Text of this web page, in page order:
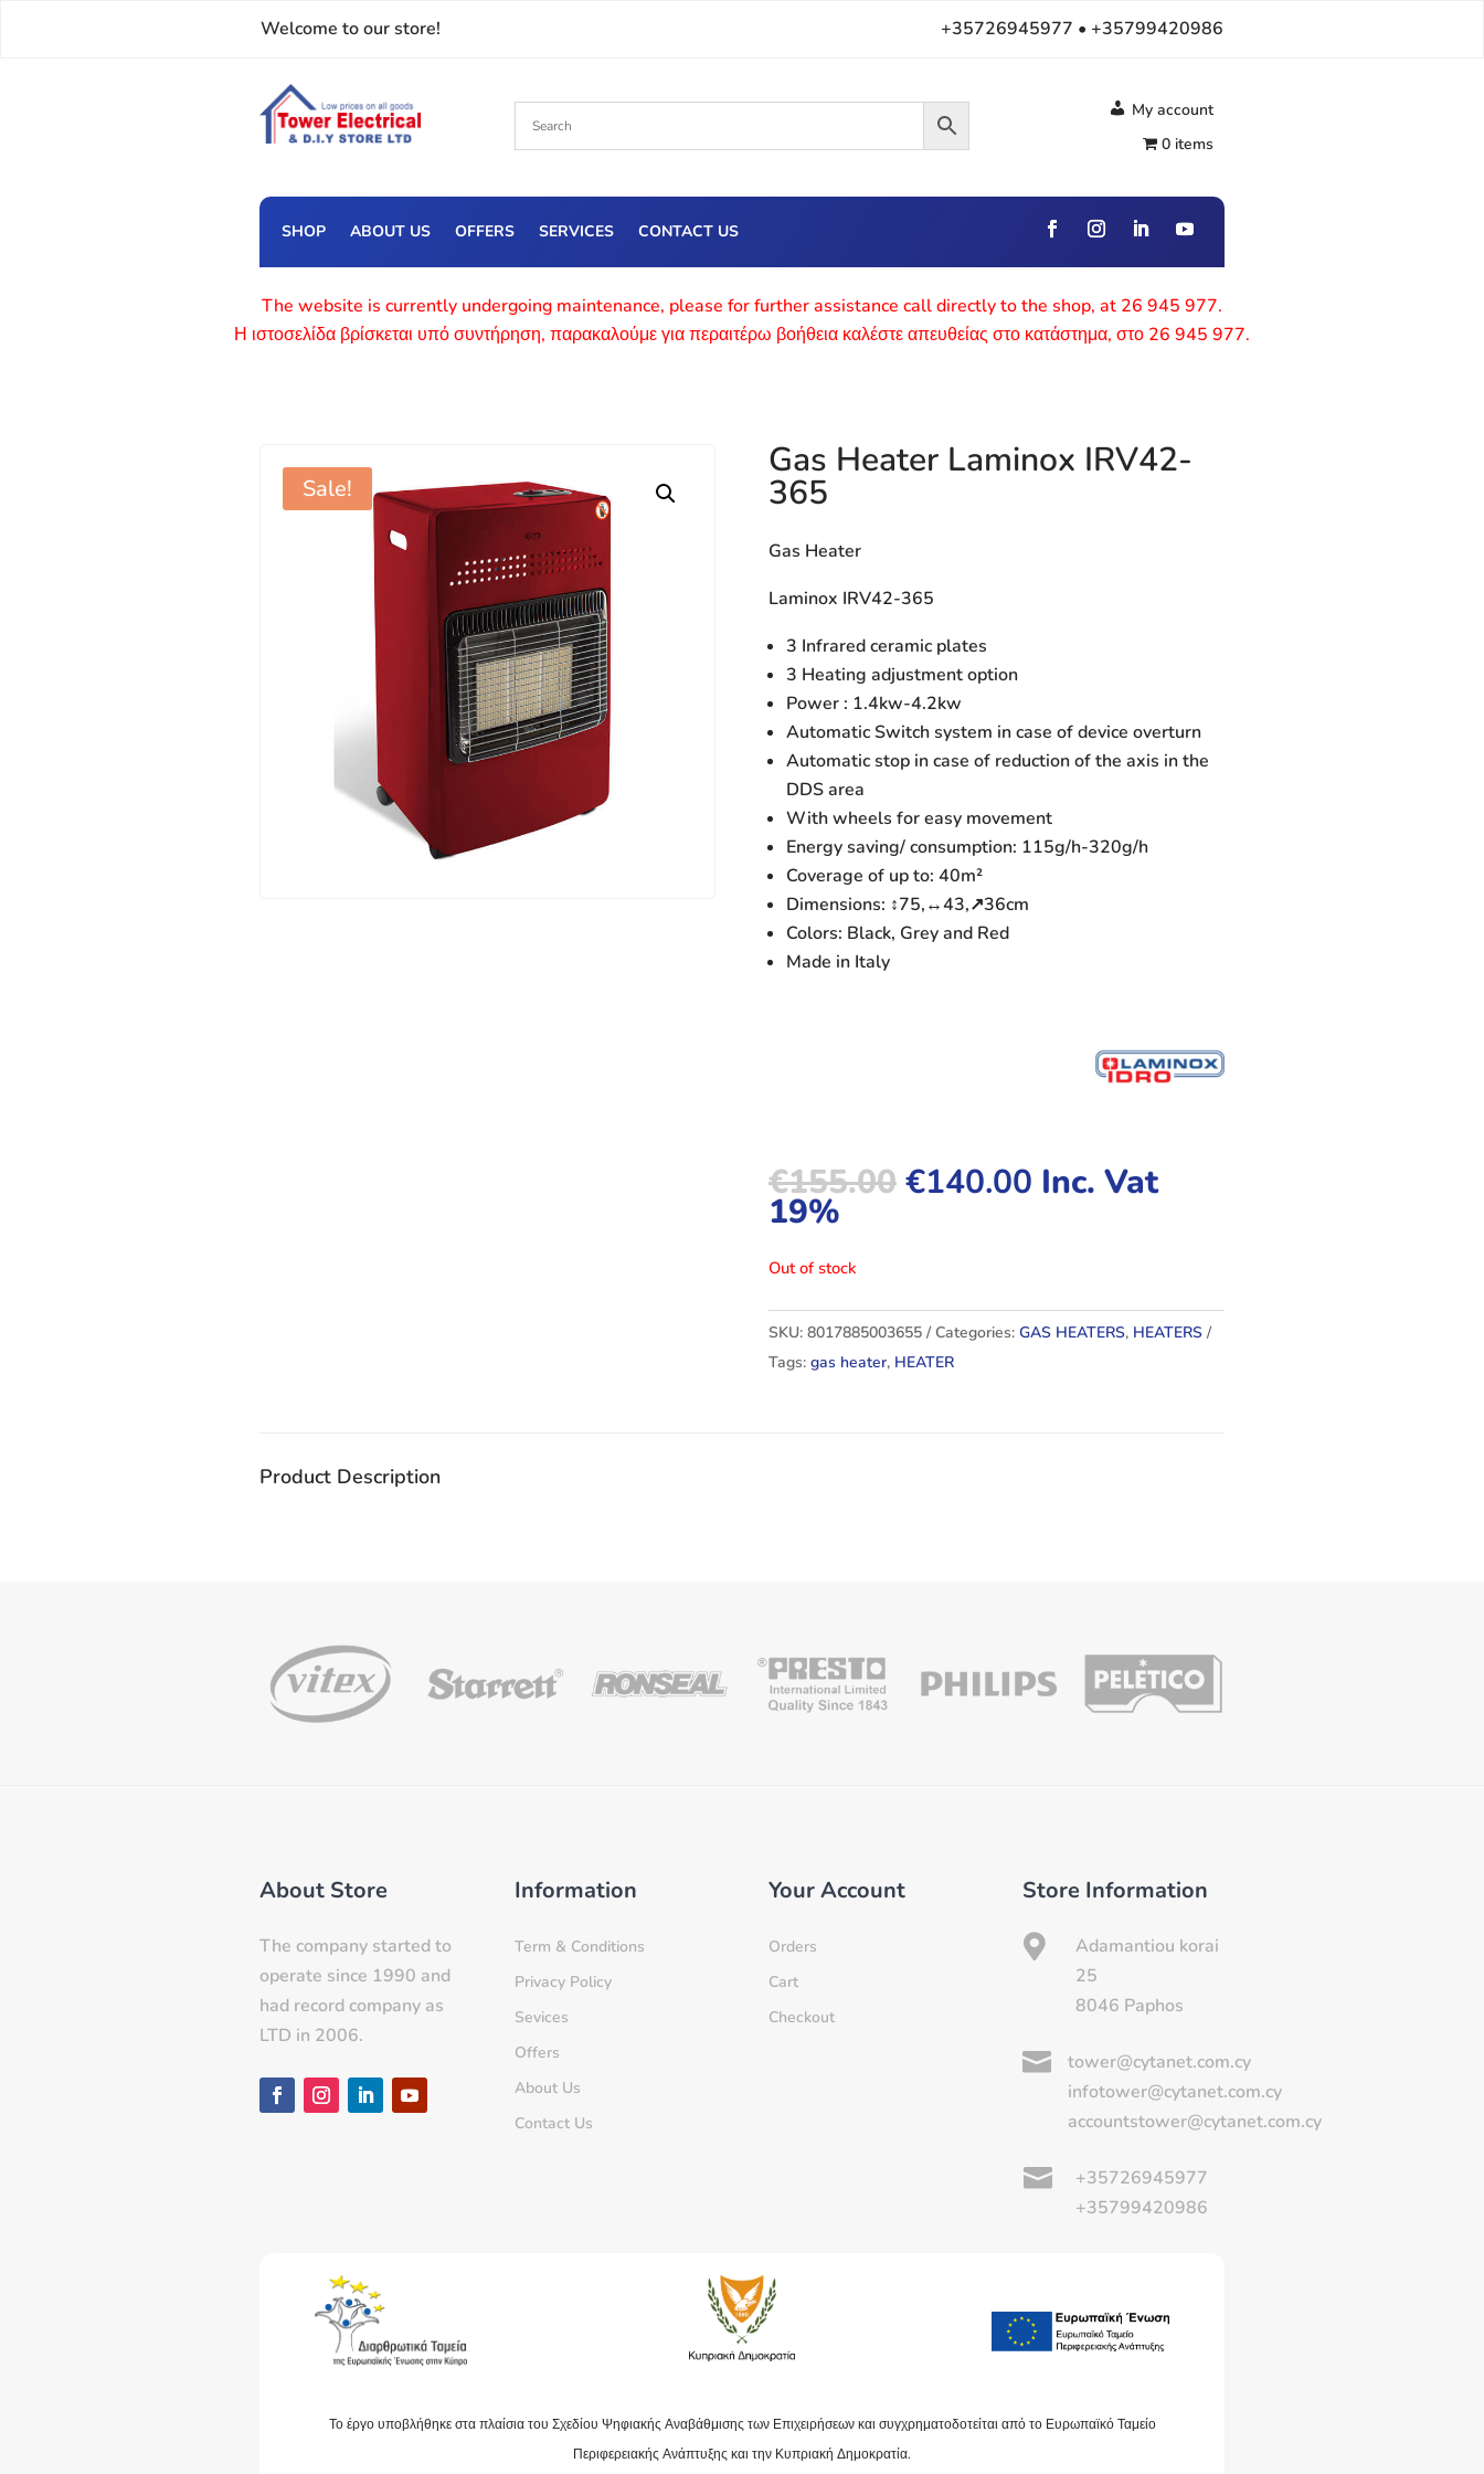
Welcome to our store! +35726945977 • +35799420986
My account
0 items
SHOP ABOUT US OFFERS SERVICES CONTACT US
The website is currently undergoing maintenance, please for further assistance call directly to the shop, at 26 945 977.
Η ιστοσελίδα βρίσκεται υπό συντήρηση, παρακαλούμε για περαιτέρω βοήθεια καλέστε απευθείας στο κατάστημα, στο 26 945 977.
Sale!
Gas Heater Laminox IRV42-
365
Gas Heater
Laminox IRV42-365
3 Infrared ceramic plates
3 Heating adjustment option
Power : 1.4kw-4.2kw
Automatic Switch system in case of device overturn
Automatic stop in case of reduction of the axis in the
DDS area
With wheels for easy movement
Energy saving/ consumption: 115g/h-320g/h
Coverage of up to: 40m²
Dimensions: ↕75,↔43,↗36cm
Colors: Black, Grey and Red
Made in Italy
€155.00€140.00 Inc. Vat
19%
Out of stock
SKU:8017885003655 Categories:GAS HEATERS, HEATERS
Tags:gas heater, HEATER
Product Description
About Store
The company started to
operate since 1990 and
had record company as
LTD in 2006.
Information
Term & Conditions
Privacy Policy
Sevices
Offers
About Us
Contact Us
Your Account
Orders
Cart
Checkout
Store Information

Adamantiou korai
25
8046 Paphos

tower@cytanet.com.cy
infotower@cytanet.com.cy
accountstower@cytanet.com.cy

+35726945977
+35799420986
Το έργο υποβλήθηκε στα πλαίσια του Σχεδίου Ψηφιακής Αναβάθμισης των Επιχειρήσεων και συγχρηματοδοτείται από το Ευρωπαϊκό Ταμείο
Περιφερειακής Ανάπτυξης και την Κυπριακή Δημοκρατία.